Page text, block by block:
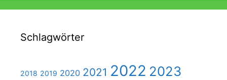
Schlagwörter
2018 2019 2020 2021 2022 2023